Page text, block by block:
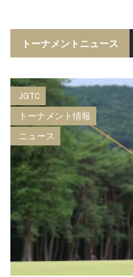
トーナメントニュース
JGTC
トーナメント情報
ニュース